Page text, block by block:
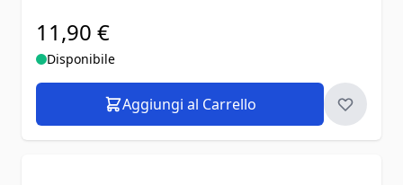
11,90 €
Disponibile
Aggiungi al Carrello